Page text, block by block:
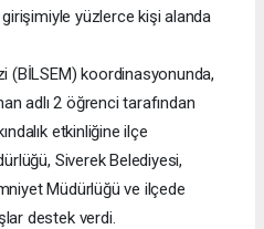
yüzlerce kişi alanda
(BİLSEM) koordinasyonunda,
adlı 2 öğrenci tarafından
etkinliğine ilçe
Siverek Belediyesi,
Müdürlüğü ve ilçede
destek verdi.